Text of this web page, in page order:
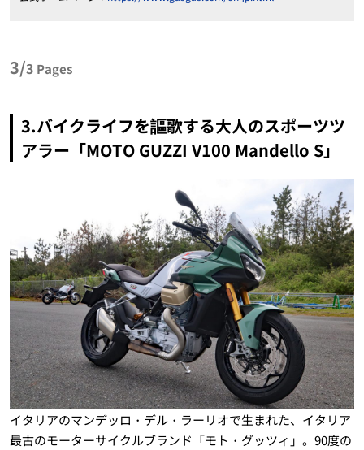
3/3 Pages
3.バイクライフを謳歌する大人のスポーツツ
アラー「MOTO GUZZI V100 Mandello S」
イタリアのマンデッロ・デル・ラーリオで生まれた、イタリア
最古のモーターサイクルブランド「モト・グッツィ」。90度の